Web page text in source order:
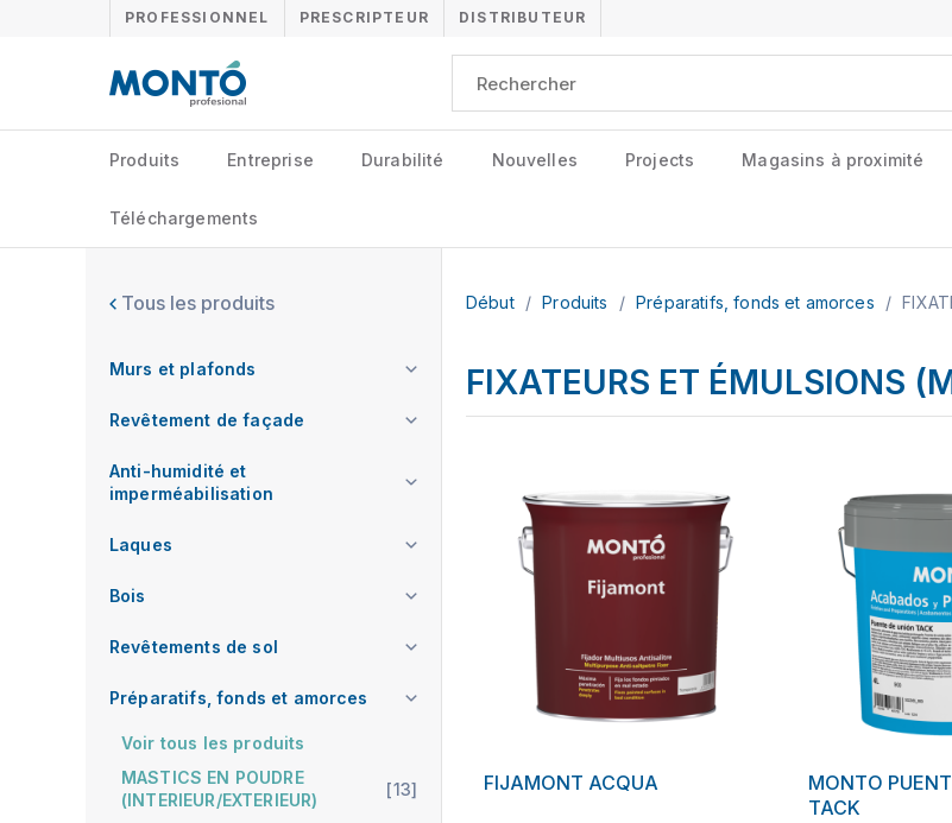
PROFESSIONNEL PRESCRIPTEUR DISTRIBUTEUR
Produits Entreprise Durabilité Nouvelles Projects Magasins à proximité
Téléchargements
Tous les produits
Murs et plafonds
Revêtement de façade
Anti-humidité et
imperméabilisation
Laques
Bois
Revêtements de sol
Préparatifs, fonds et amorces
Voir tous les produits
MASTICS EN POUDRE
(INTERIEUR/EXTERIEUR)
[13]
Début / Produits / Préparatifs, fonds et amorces /
FIXATEURS ET ÉMULSIONS
FIJAMONT ACQUA
MONTO
TACK